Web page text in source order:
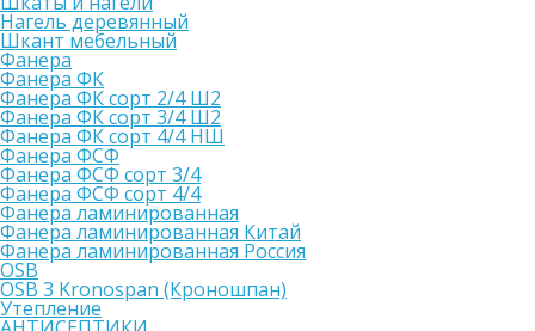
Нагель деревянный
Шкант мебельный
Фанера
Фанера ФК
Фанера ФК сорт 2/4 Ш2
Фанера ФК сорт 3/4 Ш2
Фанера ФК сорт 4/4 НШ
Фанера ФСФ
Фанера ФСФ сорт 3/4
Фанера ФСФ сорт 4/4
Фанера ламинированная
Фанера ламинированная Китай
Фанера ламинированная Россия
OSB
OSB 3 Kronospan (Кроношпан)
Утепление